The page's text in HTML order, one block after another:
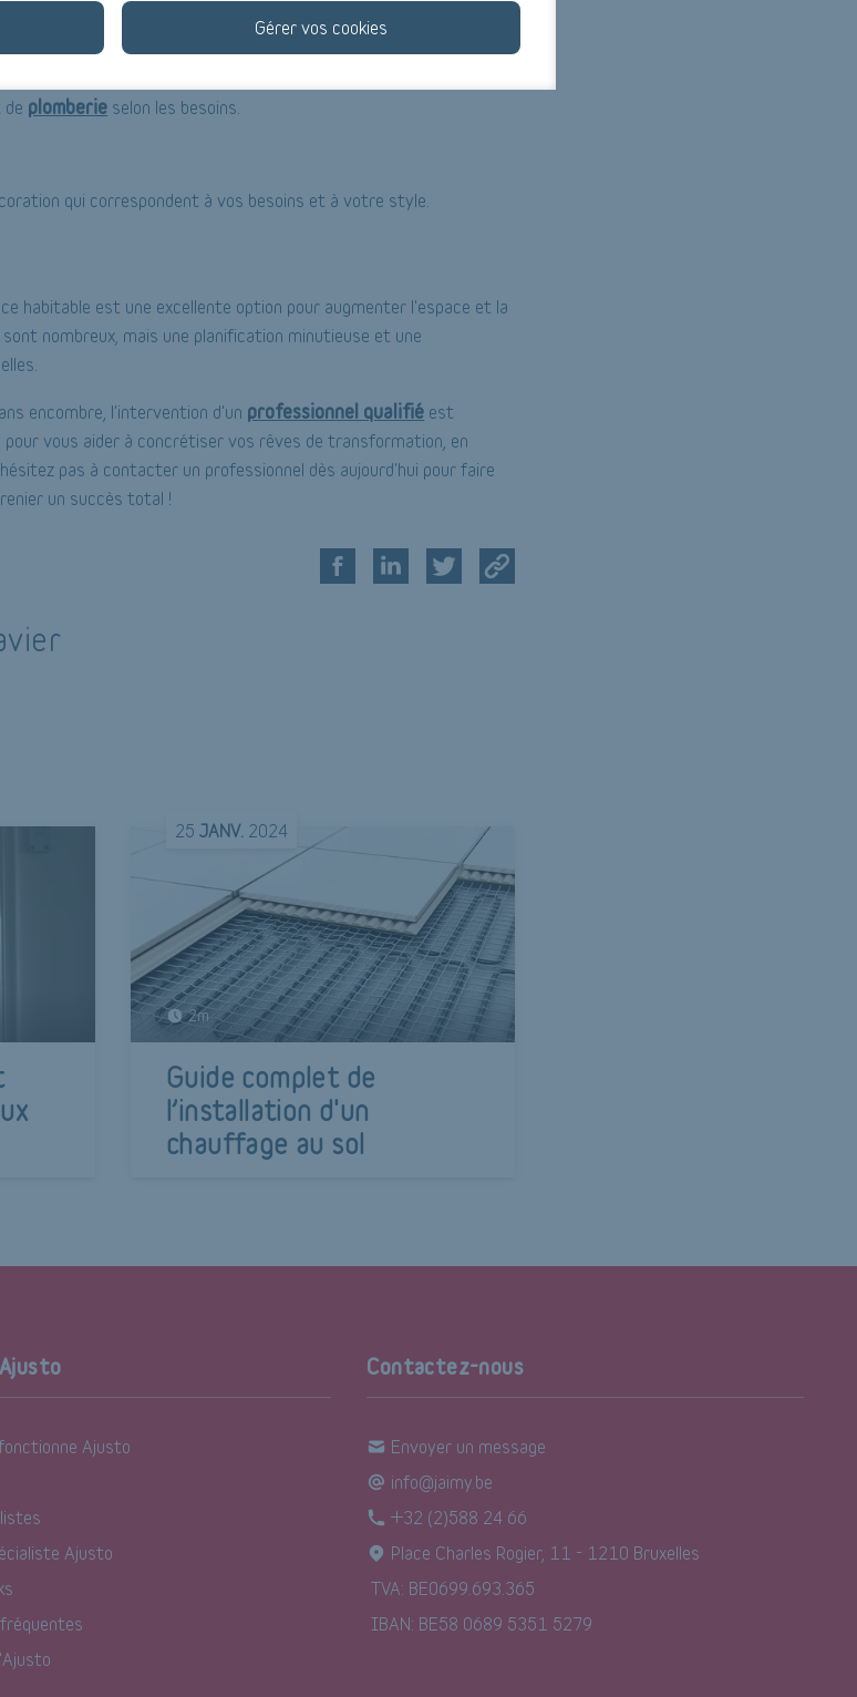
Gérer vos cookies
confortable et réduit les coûts énergétiques.
de plomberie selon les besoins.
qui correspondent à vos besoins et à votre style.
habitable est une excellente option pour augmenter l'espace et la
nombreux, mais une planification minutieuse et une
encombre, l'intervention d'un professionnel qualifié est
vous aider à concrétiser vos rêves de transformation, en
pas à contacter un professionnel dès aujourd'hui pour faire
un succès total !
25 JANV. 2024
2m
Guide complet de
l’installation d'un
chauffage au sol
Ajusto
Ajusto
Contactez-nous
Envoyer un message
info@jaimy.be
+32 (2)588 24 66
Place Charles Rogier, 11 - 1210 Bruxelles
TVA: BE0699.693.365
IBAN: BE58 0689 5351 5279